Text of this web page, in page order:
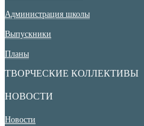
Администрация школы
Выпускники
Планы
ТВОРЧЕСКИЕ КОЛЛЕКТИВЫ
НОВОСТИ
Новости